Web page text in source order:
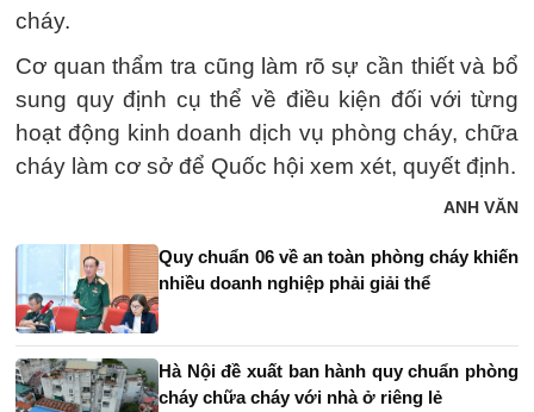
cháy.
Cơ quan thẩm tra cũng làm rõ sự cần thiết và bổ
sung quy định cụ thể về điều kiện đối với từng
hoạt động kinh doanh dịch vụ phòng cháy, chữa
cháy làm cơ sở để Quốc hội xem xét, quyết định.
ANH VĂN
Quy chuẩn 06 về an toàn phòng cháy khiến
nhiều doanh nghiệp phải giải thể
Hà Nội đề xuất ban hành quy chuẩn phòng
cháy chữa cháy với nhà ở riêng lẻ